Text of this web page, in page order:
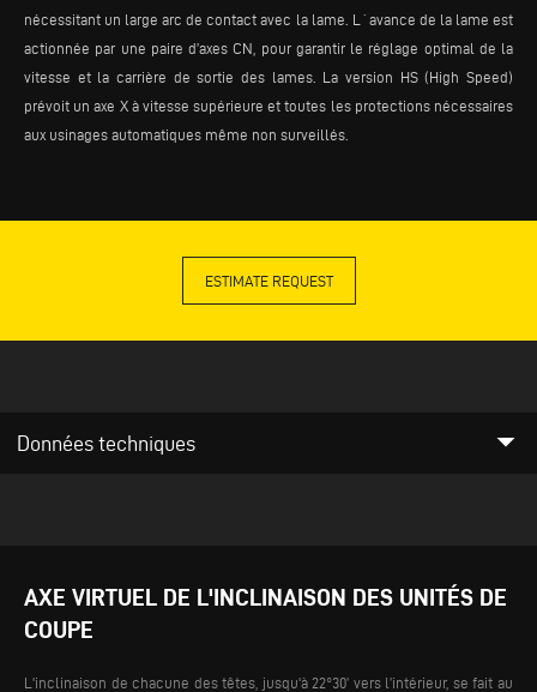
nécessitant un large arc de contact avec la lame. L´avance de la lame est
actionnée par une paire d’axes CN, pour garantir le réglage optimal de la
vitesse et la carrière de sortie des lames. La version HS (High Speed)
prévoit un axe X à vitesse supérieure et toutes les protections nécessaires
aux usinages automatiques même non surveillés.
ESTIMATE REQUEST
Données techniques arrow_drop_down
AXE VIRTUEL DE L'INCLINAISON DES UNITÉS DE
COUPE
L'inclinaison de chacune des têtes, jusqu'à 22°30’ vers l’intérieur, se fait au